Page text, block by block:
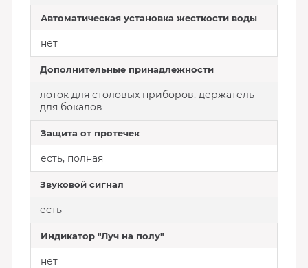
Автоматическая установка жесткости воды
нет
Дополнительные принадлежности
лоток для столовых приборов, держатель
для бокалов
Защита от протечек
есть, полная
Звуковой сигнал
есть
Индикатор "Луч на полу"
нет